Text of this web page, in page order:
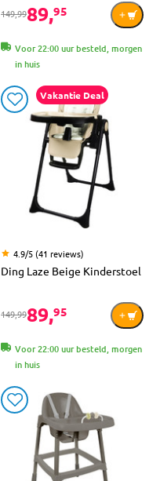
149,9989,95
Voor 22:00 uur besteld, morgen
in huis
Vakantie Deal
4.9/5 (41 reviews)
Ding Laze Beige Kinderstoel
149,9989,95
Voor 22:00 uur besteld, morgen
in huis